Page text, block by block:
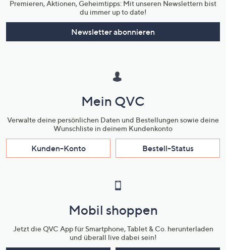
Premieren, Aktionen, Geheimtipps: Mit unseren Newslettern bist
du immer up to date!
Newsletter abonnieren
Mein QVC
Verwalte deine persönlichen Daten und Bestellungen sowie deine
Wunschliste in deinem Kundenkonto
Kunden-Konto Bestell-Status
Mobil shoppen
Jetzt die QVC App für Smartphone, Tablet & Co. herunterladen
und überall live dabei sein!